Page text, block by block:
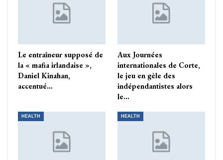
Le entraîneur supposé de
la « mafia irlandaise »,
Daniel Kinahan,
accentué…
Aux Journées
internationales de Corte,
le jeu en gèle des
indépendantistes alors
le…
HEALTH HEALTH